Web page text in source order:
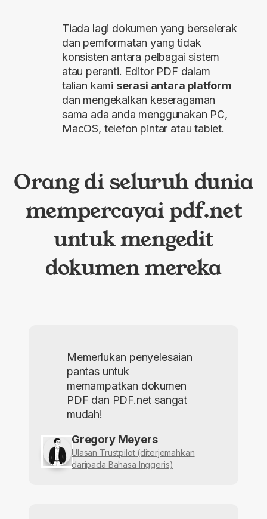
Tiada lagi dokumen yang berselerak
dan pemformatan yang tidak
konsisten antara pelbagai sistem
atau peranti. Editor PDF dalam
talian kami serasi antara platform
dan mengekalkan keseragaman
sama ada anda menggunakan PC,
MacOS, telefon pintar atau tablet.
Orang di seluruh dunia
mempercayai pdf.net
untuk mengedit
dokumen mereka
Memerlukan penyelesaian
pantas untuk
memampatkan dokumen
PDF dan PDF.net sangat
mudah!
Gregory Meyers
Ulasan Trustpilot (diterjemahkan
daripada Bahasa Inggeris)